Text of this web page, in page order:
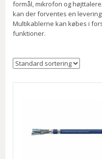
formål, mikrofon og
kan der forventes en
Multikablerne kan købes i
funktioner.